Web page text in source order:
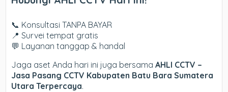
📞 Konsultasi TANPA BAYAR
📍 Survei tempat gratis
💬 Layanan tanggap & handal
Jaga aset Anda hari ini juga bersamaAHLI CCTV –
Jasa Pasang CCTV Kabupaten Batu Bara Sumatera
Utara Terpercaya.